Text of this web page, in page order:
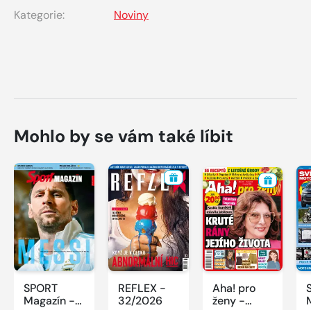
Kategorie:
Noviny
Mohlo by se vám také líbit
SPORT
Magazín -
REFLEX -
32/2026
Aha! pro
ženy -